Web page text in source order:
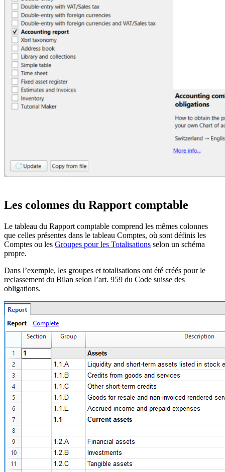
Les colonnes du Rapport comptable
Le tableau du Rapport comptable comprend les mêmes colonnes
que celles présentes dans le tableau Comptes, où sont définis les
Comptes ou les Groupes pour les Totalisations selon un schéma
propre.
Dans l’exemple, les groupes et totalisations ont été créés pour le
reclassement du Bilan selon l’art. 959 du Code suisse des
obligations.